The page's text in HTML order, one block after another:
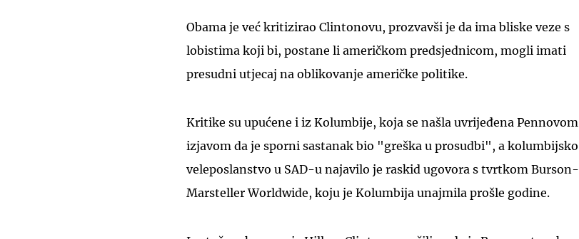
Obama je već kritizirao Clintonovu, prozvavši je da ima bliske veze s
lobistima koji bi, postane li američkom predsjednicom, mogli imati
presudni utjecaj na oblikovanje američke politike.
Kritike su upućene i iz Kolumbije, koja se našla uvrijeđena Pennovom
izjavom da je sporni sastanak bio "greška u prosudbi", a kolumbijsko
veleposlanstvo u SAD-u najavilo je raskid ugovora s tvrtkom Burson-
Marsteller Worldwide, koju je Kolumbija unajmila prošle godine.